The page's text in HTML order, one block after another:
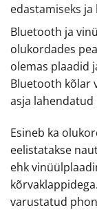
edastamiseks
Bluetooth ja
olukordades
olemas plaadid
Bluetooth kõlar
asja lahendatud
Esineb ka
eelistatakse
ehk
varustatud